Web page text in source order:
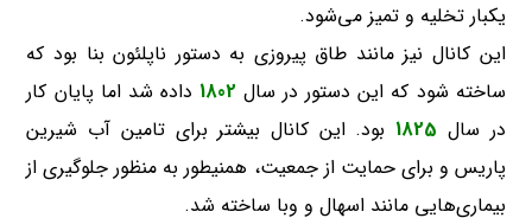
یکبار تخلیه و تمیز می‌شود.
این کانال نیز مانند طاق پیروزی به دستور ناپلئون بنا بود که
ساخته شود که این دستور در سال 1802 داده شد اما پایان کار
در سال 1825 بود. این کانال بیشتر برای تامین آب شیرین
پاریس و برای حمایت از جمعیت، همنیطور به منظور جلوگیری از
بیماری‌هایی مانند اسهال و وبا ساخته شد.